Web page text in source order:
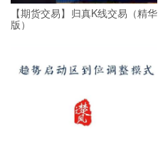
【期货交易】归真K线交易（精华
版）